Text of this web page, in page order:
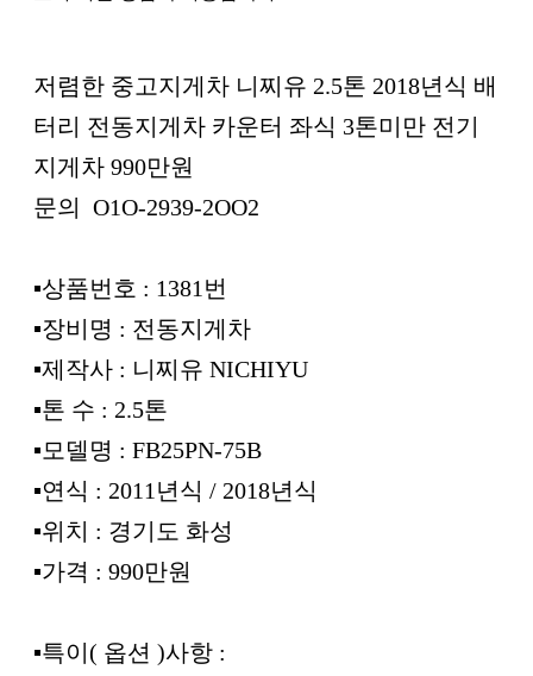
본문
저렴한 중고지게차 니찌유 2.5톤 2018년식 배
터리 전동지게차 카운터 좌식 3톤미만 전기
지게차 990만원
문의 O1O-2939-2OO2
▪︎상품번호 : 1381번
▪︎장비명 : 전동지게차
▪︎제작사 : 니찌유 NICHIYU
▪︎톤 수 : 2.5톤
▪︎모델명 : FB25PN-75B
▪︎연식 : 2011년식 / 2018년식
▪︎위치 : 경기도 화성
▪︎가격 : 990만원
▪︎특이( 옵션 )사항 :